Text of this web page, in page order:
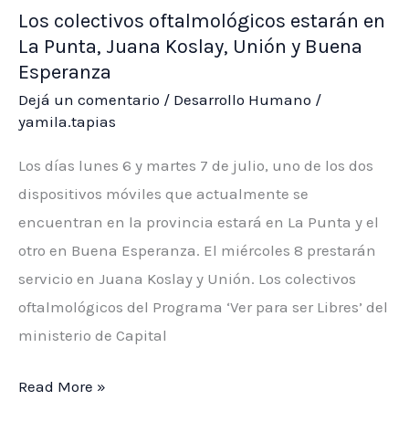
del
suicidio
Los colectivos oftalmológicos estarán en
La Punta, Juana Koslay, Unión y Buena
Esperanza
Dejá un comentario / Desarrollo Humano /
yamila.tapias
Los días lunes 6 y martes 7 de julio, uno de los dos
dispositivos móviles que actualmente se
encuentran en la provincia estará en La Punta y el
otro en Buena Esperanza. El miércoles 8 prestarán
servicio en Juana Koslay y Unión. Los colectivos
oftalmológicos del Programa ‘Ver para ser Libres’ del
ministerio de Capital
Los
Read More »